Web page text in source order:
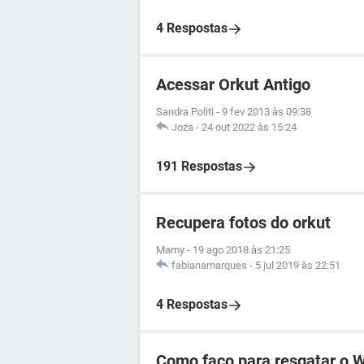
4 Respostas
Acessar Orkut Antigo
Sandra Politi - 9 fev 2013 às 09:38
Joza - 24 out 2022 às 15:24
191 Respostas
Recupera fotos do orkut
Mamy - 19 ago 2018 às 21:25
fabianamarques - 5 jul 2019 às 22:51
4 Respostas